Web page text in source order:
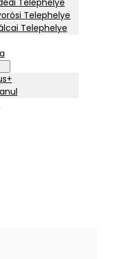
Telephelye
Telephelye
Telephelye